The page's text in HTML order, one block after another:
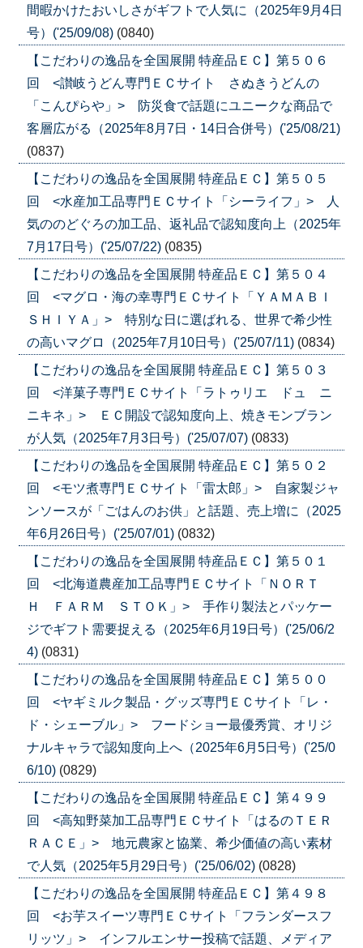
間暇かけたおいしさがギフトで人気に（2025年9月4日
号）('25/09/08) (0840)
【こだわりの逸品を全国展開 特産品ＥＣ】第５０６
回 <讃岐うどん専門ＥＣサイト さぬきうどんの
「こんぴらや」> 防災食で話題にユニークな商品で
客層広がる（2025年8月7日・14日合併号）('25/08/21)
(0837)
【こだわりの逸品を全国展開 特産品ＥＣ】第５０５
回 <水産加工品専門ＥＣサイト「シーライフ」> 人
気ののどぐろの加工品、返礼品で認知度向上（2025年
7月17日号）('25/07/22) (0835)
【こだわりの逸品を全国展開 特産品ＥＣ】第５０４
回 <マグロ・海の幸専門ＥＣサイト「ＹＡＭＡＢＩ
ＳＨＩＹＡ」> 特別な日に選ばれる、世界で希少性
の高いマグロ（2025年7月10日号）('25/07/11) (0834)
【こだわりの逸品を全国展開 特産品ＥＣ】第５０３
回 <洋菓子専門ＥＣサイト「ラトゥリエ ドュ ニ
ニキネ」> ＥＣ開設で認知度向上、焼きモンブラン
が人気（2025年7月3日号）('25/07/07) (0833)
【こだわりの逸品を全国展開 特産品ＥＣ】第５０２
回 <モツ煮専門ＥＣサイト「雷太郎」> 自家製ジャ
ンソースが「ごはんのお供」と話題、売上増に（2025
年6月26日号）('25/07/01) (0832)
【こだわりの逸品を全国展開 特産品ＥＣ】第５０１
回 <北海道農産加工品専門ＥＣサイト「ＮＯＲＴ
Ｈ ＦＡＲＭ ＳＴＯＫ」> 手作り製法とパッケー
ジでギフト需要捉える（2025年6月19日号）('25/06/2
4) (0831)
【こだわりの逸品を全国展開 特産品ＥＣ】第５００
回 <ヤギミルク製品・グッズ専門ＥＣサイト「レ・
ド・シェーブル」> フードショー最優秀賞、オリジ
ナルキャラで認知度向上へ（2025年6月5日号）('25/0
6/10) (0829)
【こだわりの逸品を全国展開 特産品ＥＣ】第４９９
回 <高知野菜加工品専門ＥＣサイト「はるのＴＥＲ
ＲＡＣＥ」> 地元農家と協業、希少価値の高い素材
で人気（2025年5月29日号）('25/06/02) (0828)
【こだわりの逸品を全国展開 特産品ＥＣ】第４９８
回 <お芋スイーツ専門ＥＣサイト「フランダースフ
リッツ」> インフルエンサー投稿で話題、メディア